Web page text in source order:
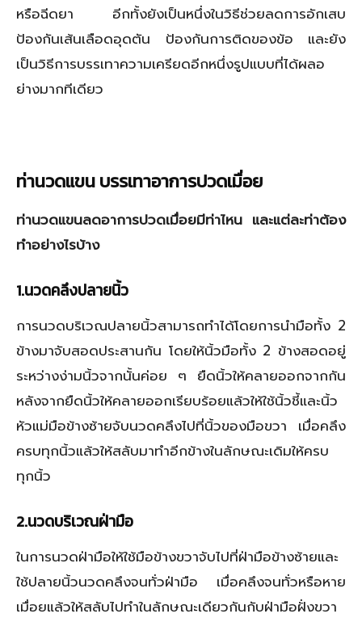
หรือฉีดยา อีกทั้งยังเป็นหนึ่งในวิธีช่วยลดการอักเสบ
ป้องกันเส้นเลือดอุดตัน ป้องกันการติดของข้อ และยัง
เป็นวิธีการบรรเทาความเครียดอีกหนึ่งรูปแบบที่ได้ผลอ
ย่างมากทีเดียว
ท่านวดแขน บรรเทาอาการปวดเมื่อย
ท่านวดแขนลดอาการปวดเมื่อยมีท่าไหน และแต่ละท่าต้อง
ทำอย่างไรบ้าง
1.นวดคลึงปลายนิ้ว
การนวดบริเวณปลายนิ้วสามารถทำได้โดยการนำมือทั้ง 2
ข้างมาจับสอดประสานกัน โดยให้นิ้วมือทั้ง 2 ข้างสอดอยู่
ระหว่างง่ามนิ้วจากนั้นค่อย ๆ ยืดนิ้วให้คลายออกจากกัน
หลังจากยืดนิ้วให้คลายออกเรียบร้อยแล้วให้ใช้นิ้วชี้และนิ้ว
หัวแม่มือข้างซ้ายจับนวดคลึงไปที่นิ้วของมือขวา เมื่อคลึง
ครบทุกนิ้วแล้วให้สลับมาทำอีกข้างในลักษณะเดิมให้ครบ
ทุกนิ้ว
2.นวดบริเวณฝ่ามือ
ในการนวดฝ่ามือให้ใช้มือข้างขวาจับไปที่ฝ่ามือข้างซ้ายและ
ใช้ปลายนิ้วนวดคลึงจนทั่วฝ่ามือ เมื่อคลึงจนทั่วหรือหาย
เมื่อยแล้วให้สลับไปทำในลักษณะเดียวกันกับฝ่ามือฝั่งขวา